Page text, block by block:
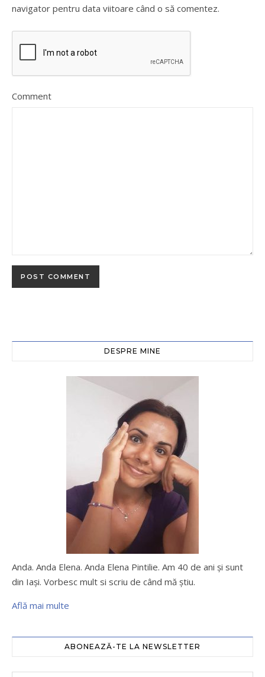
navigator pentru data viitoare când o să comentez.
Comment
DESPRE MINE
Anda. Anda Elena. Anda Elena Pintilie. Am 40 de ani şi sunt
din Iaşi. Vorbesc mult si scriu de când mă ştiu.
Află mai multe
ABONEAZĂ-TE LA NEWSLETTER